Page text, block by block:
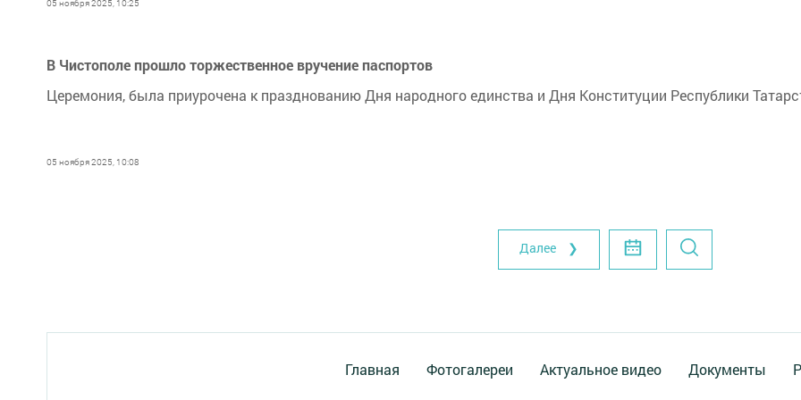
05 ноября 2025, 10:25
В Чистополе прошло торжественное вручение паспортов
Церемония, была приурочена к празднованию Дня народного единства и Дня Конституции Республики
05 ноября 2025, 10:08
Далее ❯
Главная Фотогалереи Актуальное видео Документы